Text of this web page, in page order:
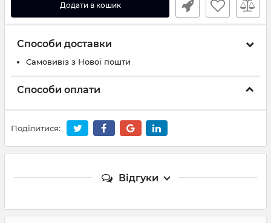
Додати в кошик
Способи доставки
Самовивіз з Нової пошти
Способи оплати
Поділитися:
Відгуки